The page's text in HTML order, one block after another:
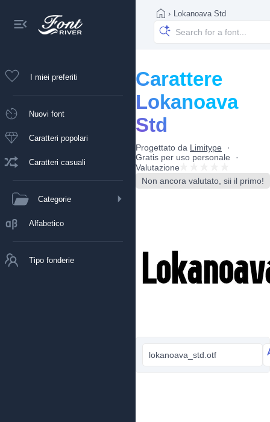
I miei preferiti
Nuovi font
Caratteri popolari
Caratteri casuali
Categorie
Alfabetico
Tipo fonderie
› Lokanoava Std
Carattere
Lokanoava
Std
Progettato da Limitype
Gratis per uso personale
Valutazione
Non ancora valutato, sii il primo!
lokanoava_std.otf